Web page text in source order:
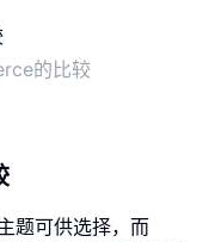
的比较
题可供选择，而